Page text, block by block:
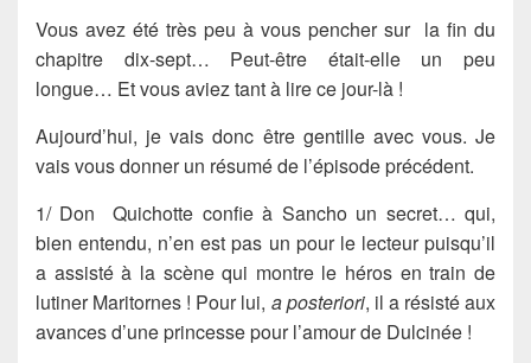
Vous avez été très peu à vous pencher sur la fin du
chapitre dix-sept… Peut-être était-elle un peu
longue… Et vous aviez tant à lire ce jour-là !
Aujourd’hui, je vais donc être gentilleavec vous. Je
vais vous donner un résuméde l’épisode précédent.
1/ Don Quichotte confie à Sanchoun secret… qui,
bien entendu, n’en est pas un pour le lecteur puisqu’il
a assisté à la scène qui montre le héros en train de
lutiner Maritornes ! Pour lui, a posteriori, il a résisté aux
avances d’une princesse pour l’amour de Dulcinée !